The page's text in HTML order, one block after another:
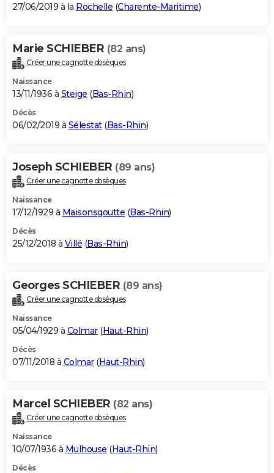
27/06/2019 à la Rochelle (Charente-Maritime)
Marie SCHIEBER (82 ans)
Créer une cagnotte obsèques
Naissance
13/11/1936 à Steige (Bas-Rhin)
Décès
06/02/2019 à Sélestat(Bas-Rhin)
Joseph SCHIEBER (89 ans)
Créer une cagnotte obsèques
Naissance
17/12/1929 à Maisonsgoutte (Bas-Rhin)
Décès
25/12/2018 à Villé (Bas-Rhin)
Georges SCHIEBER (89 ans)
Créer une cagnotte obsèques
Naissance
05/04/1929 à Colmar(Haut-Rhin)
Décès
07/11/2018 à Colmar(Haut-Rhin)
Marcel SCHIEBER (82 ans)
Créer une cagnotte obsèques
Naissance
10/07/1936 à Mulhouse (Haut-Rhin)
Décès